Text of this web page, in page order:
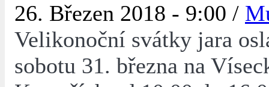
26. Březen 2018 - 9:00 /
Velikonoční svátky jara
sobotu 31. března na